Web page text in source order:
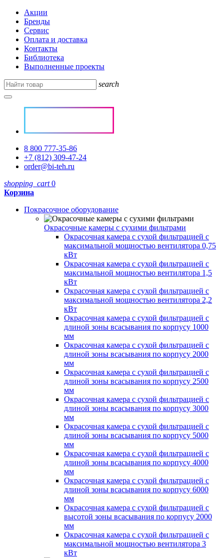
Акции
Бренды
Сервис
Оплата и доставка
Контакты
Библиотека
Выполненные проекты
search
8 800 777-35-86
+7 (812) 309-47-24
order@bi-teh.ru
shopping_cart 0
Корзина
Покрасочное оборудование
Окрасочные камеры с сухими фильтрами
Окрасочная камера с сухой фильтрацией с
максимальной мощностью вентилятора 0,75
кВт
Окрасочная камера с сухой фильтрацией с
максимальной мощностью вентилятора 1,5
кВт
Окрасочная камера с сухой фильтрацией с
максимальной мощностью вентилятора 2,2
кВт
Окрасочная камера с сухой фильтрацией с
длиной зоны всасывания по корпусу 1000
мм
Окрасочная камера с сухой фильтрацией с
длиной зоны всасывания по корпусу 2000
мм
Окрасочная камера с сухой фильтрацией с
длиной зоны всасывания по корпусу 2500
мм
Окрасочная камера с сухой фильтрацией с
длиной зоны всасывания по корпусу 3000
мм
Окрасочная камера с сухой фильтрацией с
длиной зоны всасывания по корпусу 5000
мм
Окрасочная камера с сухой фильтрацией с
длиной зоны всасывания по корпусу 4000
мм
Окрасочная камера с сухой фильтрацией с
длиной зоны всасывания по корпусу 6000
мм
Окрасочная камера с сухой фильтрацией с
высотой зоны всасывания по корпусу 2000
мм
Окрасочная камера с сухой фильтрацией с
максимальной мощностью вентилятора 3
кВт